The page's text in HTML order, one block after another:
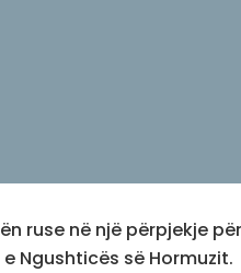
ruse në një përpjekje
Ngushticës së Hormuzit.